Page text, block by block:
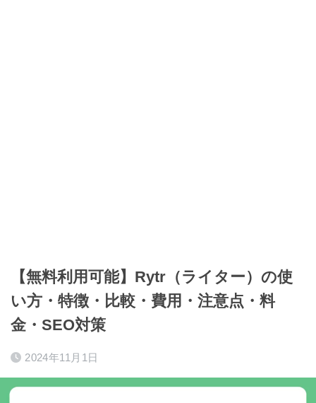
【無料利用可能】Rytr（ライター）の使
い方・特徴・比較・費用・注意点・料
金・SEO対策
2024年11月1日